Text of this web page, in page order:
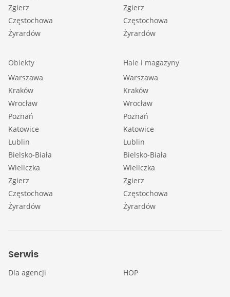
Zgierz
Częstochowa
Żyrardów
Zgierz
Częstochowa
Żyrardów
Obiekty
Warszawa
Kraków
Wrocław
Poznań
Katowice
Lublin
Bielsko-Biała
Wieliczka
Zgierz
Częstochowa
Żyrardów
Hale i magazyny
Warszawa
Kraków
Wrocław
Poznań
Katowice
Lublin
Bielsko-Biała
Wieliczka
Zgierz
Częstochowa
Żyrardów
Serwis
Dla agencji HOP